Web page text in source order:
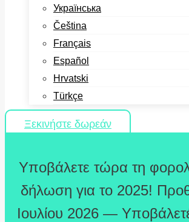
Українська
Čeština
Français
Español
Hrvatski
Türkçe
Ξεκινήστε δωρεάν
Υποβάλετε τώρα τη
δήλωση για το 2025!
Ιουλίου 2026 —